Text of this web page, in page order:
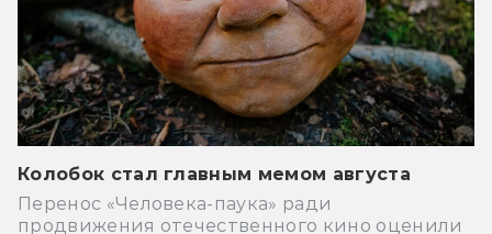
Колобок стал главным мемом августа
Перенос «Человека-паука» ради
продвижения отечественного кино оценили